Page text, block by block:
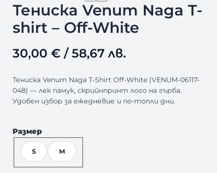
Тениска Venum Naga T-
shirt – Off-White
30,00 €/ 58,67 лв.
Тениска Venum Naga T-Shirt Off-White (VENUM-06117-
048) — лек памук, скрийнпринт лого на гърба.
Удобен избор за ежедневие и по-топли дни.
Размер
S M